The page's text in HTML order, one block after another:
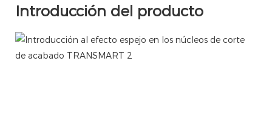
Introducción del producto